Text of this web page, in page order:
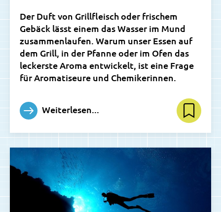
Der Duft von Grillfleisch oder frischem
Gebäck lässt einem das Wasser im Mund
zusammenlaufen. Warum unser Essen auf
dem Grill, in der Pfanne oder im Ofen das
leckerste Aroma entwickelt, ist eine Frage
für Aromatiseure und Chemikerinnen.
Weiterlesen...